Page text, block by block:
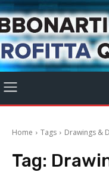
Home Tags Drawings &
Tag: